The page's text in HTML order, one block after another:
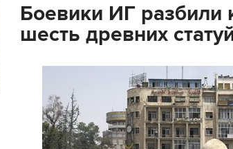
Боевики ИГ разбили
шесть древних